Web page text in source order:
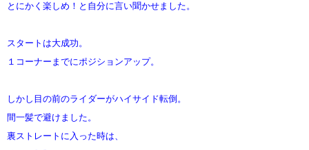
とにかく楽しめ！と自分に言い聞かせました。
スタートは大成功。
１コーナーまでにポジションアップ。
しかし目の前のライダーがハイサイド転倒。
間一髪で避けました。
裏ストレートに入った時は、